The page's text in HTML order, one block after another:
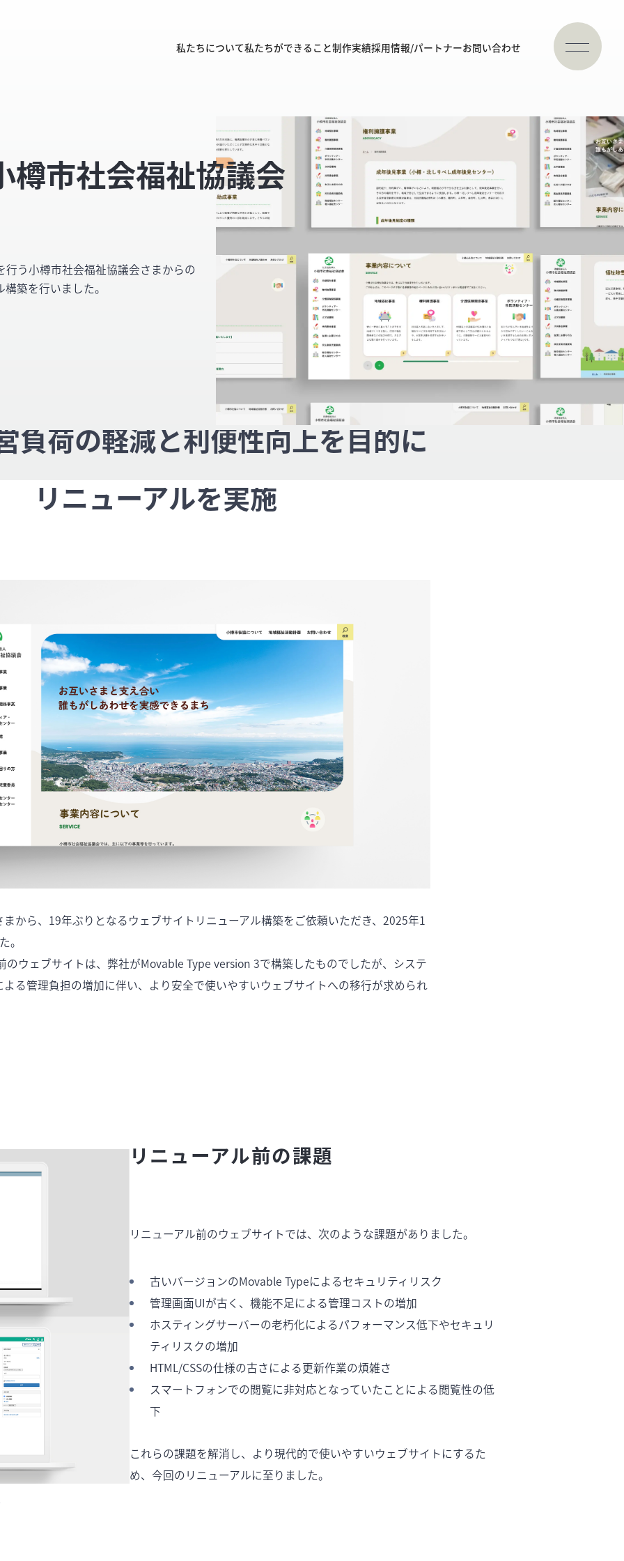
樽市社会福祉協議会
う小樽市社会福祉協議会さまからの
築を行いました。
負荷の軽減と利便性向上を目的に
リニューアルを実施
から、19年ぶりとなるウェブサイトリニューアル構築をご依頼いただき、2025年1
。
のウェブサイトは、弊社がMovable Type version 3で構築したものでしたが、システ
る管理負担の増加に伴い、より安全で使いやすいウェブサイトへの移行が求められ
リニューアル前の課題
リニューアル前のウェブサイトでは、次のような課題がありました。
古いバージョンのMovable Typeによるセキュリティリスク
管理画面UIが古く、機能不足による管理コストの増加
ホスティングサーバーの老朽化によるパフォーマンス低下やセキュリ
ティリスクの増加
HTML/CSSの仕様の古さによる更新作業の煩雑さ
スマートフォンでの閲覧に非対応となっていたことによる閲覧性の低
下
これらの課題を解消し、より現代的で使いやすいウェブサイトにするた
め、今回のリニューアルに至りました。
私たちについて私たちができること制作実績採用情報/パートナーお問い合わせ